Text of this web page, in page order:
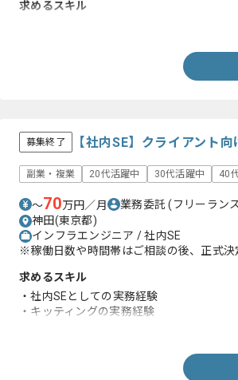
求めるスキル
募集終了 【社内SE】クライアント
副業・複業 20代活躍中 30代活躍中 40
〜70万円／月 業務委託(フリーラン
神田(東京都)
インフラエンジニア / 社内SE
※稼働日数や時間帯はご相談の後、正式決
求めるスキル
・社内SEとしての実務経験
・キッティングの実務経験